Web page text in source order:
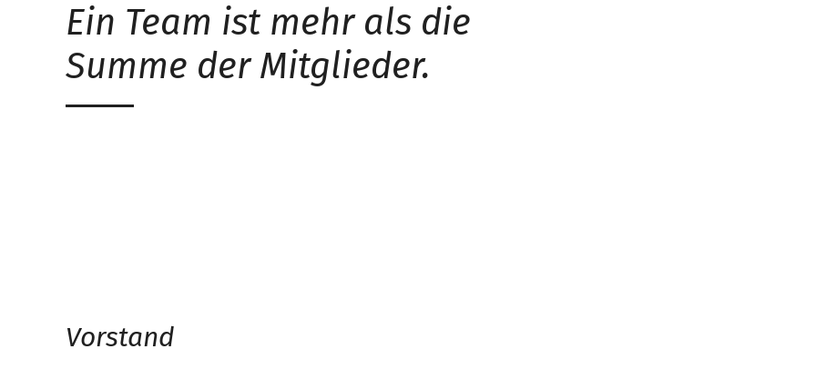
Ein Team ist mehr als die
Summe der Mitglieder.
Vorstand